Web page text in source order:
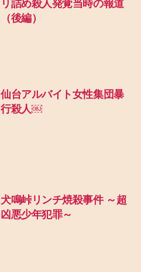
リ詰め殺人発覚当時の報道
（後編）
仙台アルバイト女性集団暴
行殺人￼
犬鳴峠リンチ焼殺事件 ～超
凶悪少年犯罪～